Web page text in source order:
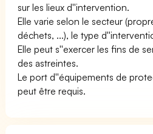
sur les lieux d''intervention.
Elle varie selon le secteur
déchets, ...), le type
Elle peut s''exercer les fins de
des astreintes.
Le port d''équipements de
peut être requis.